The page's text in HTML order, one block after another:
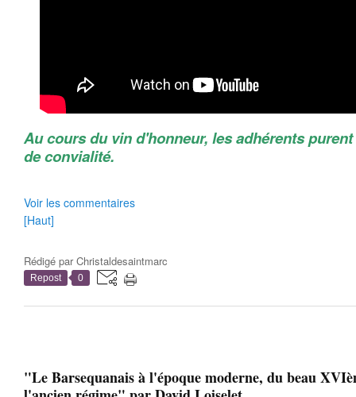
Au cours du vin d'honneur, les adhérents
de convialité.
Voir les commentaires
[Haut]
Rédigé parChristaldesaintmarc
Repost 0
"Le Barsequanais à l'époque moderne, du beau